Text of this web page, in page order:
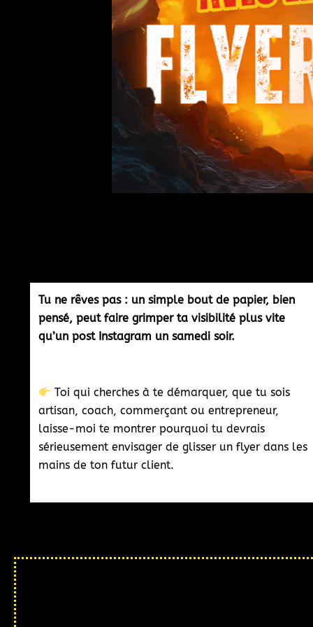
Tu ne rêves pas : un simple bout de papier, bien
pensé, peut faire grimper ta visibilité plus vite
qu’un post Instagram un samedi soir.
Toi qui cherches à te démarquer, que tu sois
artisan, coach, commerçant ou entrepreneur,
laisse-moi te montrer pourquoi tu devrais
sérieusement envisager de glisser un flyer dans les
mains de ton futur client.